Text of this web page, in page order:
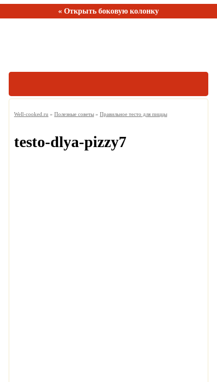
« Открыть боковую колонку
Рецептов:150
Well-cooked.ru » Полезные советы » Правильное тесто для пиццы
testo-dlya-pizzy7